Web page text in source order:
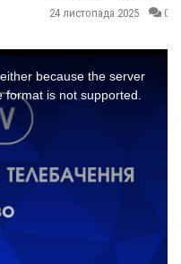
24 листопада 2025 0